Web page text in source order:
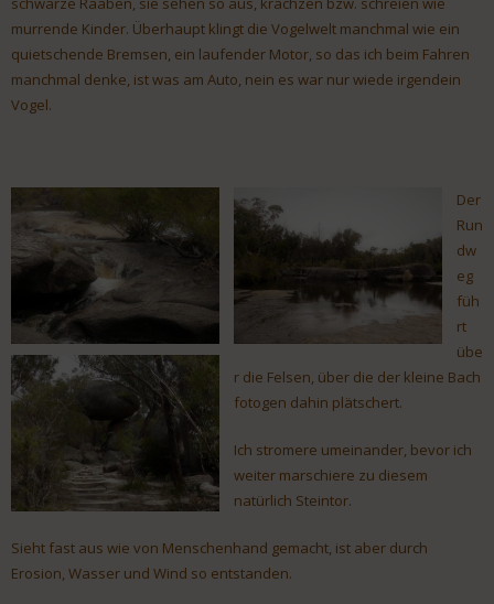
murrende Kinder. Überhaupt klingt die Vogelwelt manchmal wie ein
quietschende Bremsen, ein laufender Motor, so das ich beim Fahren
manchmal denke, ist was am Auto, nein es war nur wiede irgendein
Vogel.
Der
Run
dw
eg
füh
rt
übe
r die Felsen, über die der kleine Bach
fotogen dahin plätschert.
Ich stromere umeinander, bevor ich
weiter marschiere zu diesem
natürlich Steintor.
Sieht fast aus wie von Menschenhand gemacht, ist aber durch
Erosion, Wasser und Wind so entstanden.